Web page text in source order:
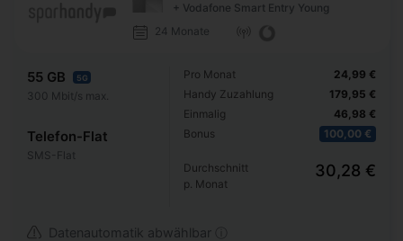
+ Vodafone Smart Entry Young
24 Monate
55 GB 5G
300 Mbit/s max.
Telefon-Flat
SMS-Flat
Pro Monat
Handy Zuzahlung
Einmalig
Bonus
24,99 €
179,95 €
46,98 €
100,00 €
Durchschnitt
p. Monat
30,28 €
Datenautomatik abwählbar ⓘ